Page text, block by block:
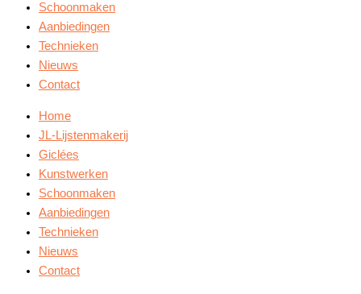
Schoonmaken
Aanbiedingen
Technieken
Nieuws
Contact
Home
JL-Lijstenmakerij
Giclées
Kunstwerken
Schoonmaken
Aanbiedingen
Technieken
Nieuws
Contact